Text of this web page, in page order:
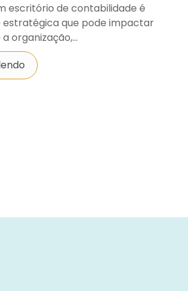
escritório de contabilidade é
estratégica que pode impactar
organização,...